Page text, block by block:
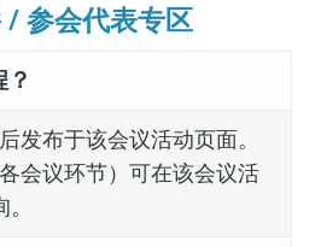
参会代表专区
发布于该会议活动页面。
会议环节）可在该会议活